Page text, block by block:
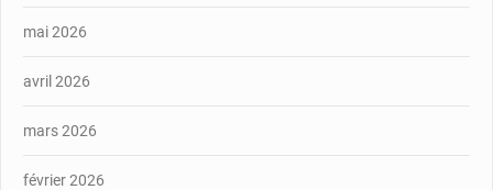
mai 2026
avril 2026
mars 2026
février 2026